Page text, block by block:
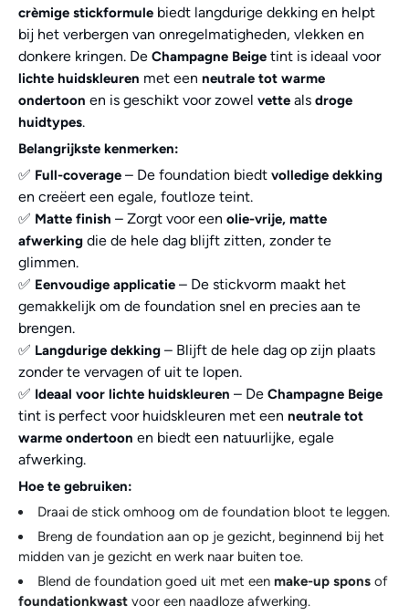
crèmige stickformule biedt langdurige dekking en helpt
bij het verbergen van onregelmatigheden, vlekken en
donkere kringen. De Champagne Beige tint is ideaal voor
lichte huidskleuren met een neutrale tot warme
ondertoon en is geschikt voor zowel vette als droge
huidtypes.
Belangrijkste kenmerken:
✅ Full-coverage – De foundation biedt volledige dekking
en creëert een egale, foutloze teint.
✅ Matte finish – Zorgt voor een olie-vrije, matte
afwerking die de hele dag blijft zitten, zonder te
glimmen.
✅ Eenvoudige applicatie – De stickvorm maakt het
gemakkelijk om de foundation snel en precies aan te
brengen.
✅ Langdurige dekking – Blijft de hele dag op zijn plaats
zonder te vervagen of uit te lopen.
✅ Ideaal voor lichte huidskleuren – De Champagne Beige
tint is perfect voor huidskleuren met een neutrale tot
warme ondertoon en biedt een natuurlijke, egale
afwerking.
Hoe te gebruiken:
Draai de stick omhoog om de foundation bloot te leggen.
Breng de foundation aan op je gezicht, beginnend bij het
midden van je gezicht en werk naar buiten toe.
Blend de foundation goed uit met een make-up spons of
foundationkwast voor een naadloze afwerking.